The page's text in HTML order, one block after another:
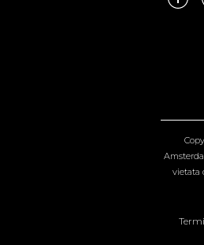
vietata